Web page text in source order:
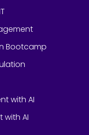
Bootcamp
with AI
with AI